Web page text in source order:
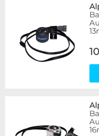
Plexi
Rouge
Transparent
Vert
Disponibilité /
Articles en promotions
Appliquer